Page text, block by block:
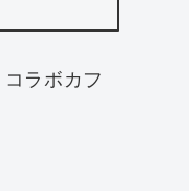
ラボカフ